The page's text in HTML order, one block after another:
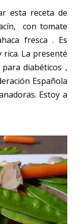
esta receta de
con tomate
fresca . Es
rica. La presenté
diabéticos ,
Española
Estoy a